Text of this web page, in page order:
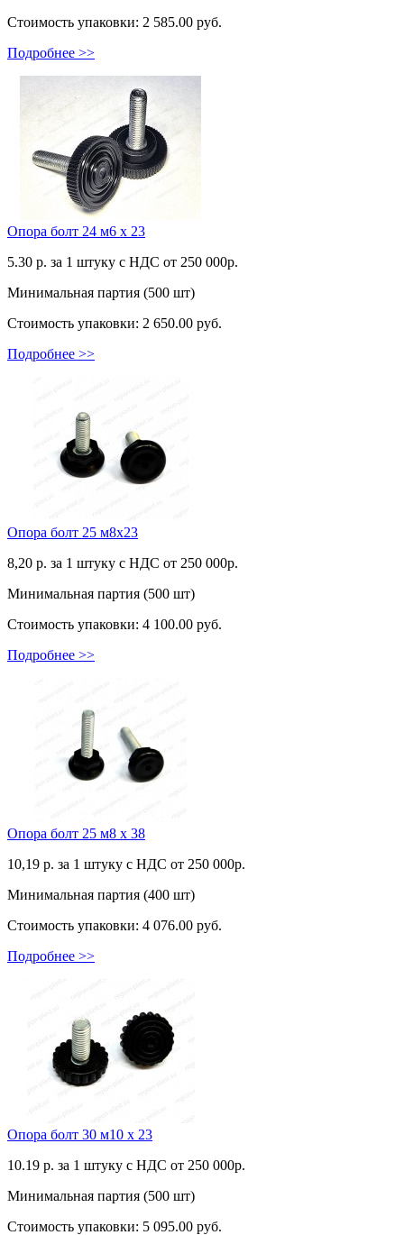
Стоимость упаковки: 2 585.00 руб.
Подробнее >>
Опора болт 24 м6 х 23
5.30 р. за 1 штуку c НДС от 250 000р.
Минимальная партия (500 шт)
Стоимость упаковки: 2 650.00 руб.
Подробнее >>
Опора болт 25 м8х23
8,20 р. за 1 штуку c НДС от 250 000р.
Минимальная партия (500 шт)
Стоимость упаковки: 4 100.00 руб.
Подробнее >>
Опора болт 25 м8 х 38
10,19 р. за 1 штуку c НДС от 250 000р.
Минимальная партия (400 шт)
Стоимость упаковки: 4 076.00 руб.
Подробнее >>
Опора болт 30 м10 х 23
10.19 р. за 1 штуку c НДС от 250 000р.
Минимальная партия (500 шт)
Стоимость упаковки: 5 095.00 руб.